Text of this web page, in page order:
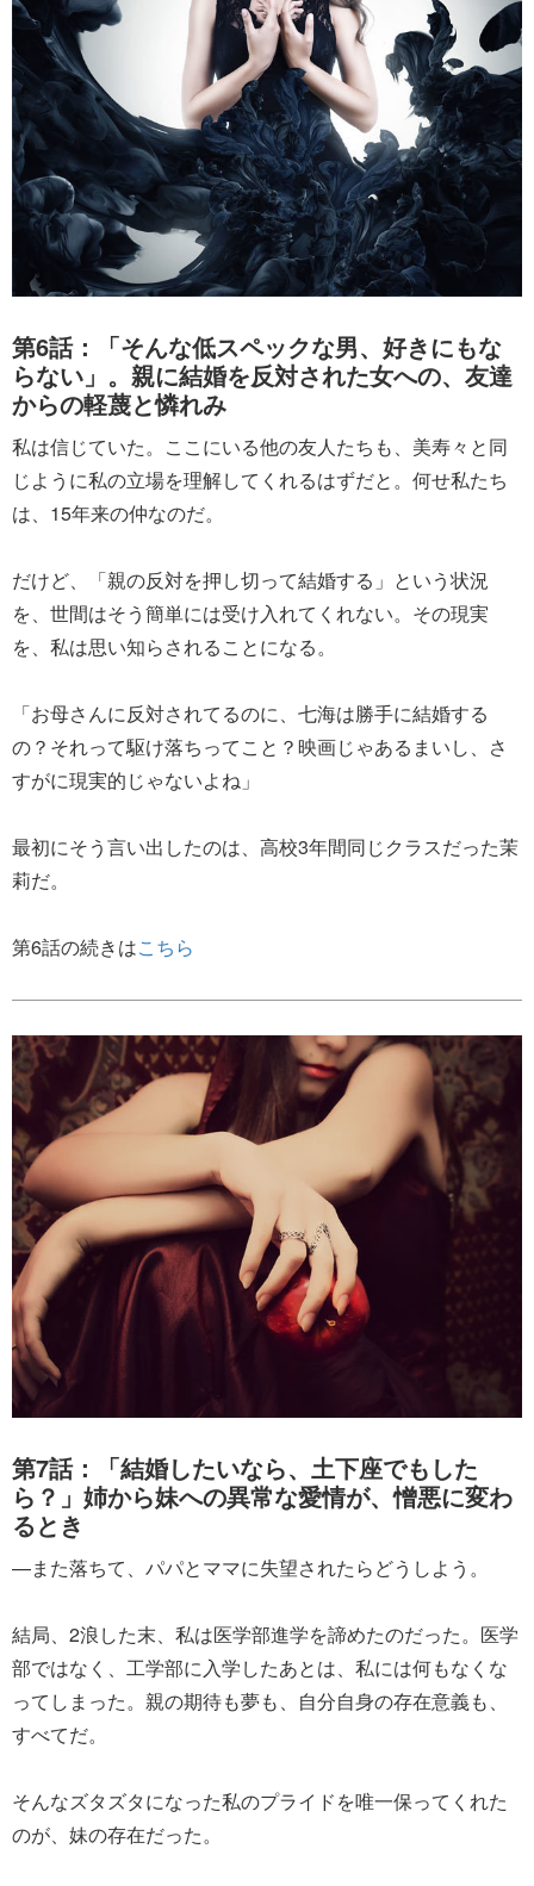
第6話：「そんな低スペックな男、好きにもな
らない」。親に結婚を反対された女への、友達
からの軽蔑と憐れみ
私は信じていた。ここにいる他の友人たちも、美寿々と同
じように私の立場を理解してくれるはずだと。何せ私たち
は、15年来の仲なのだ。
だけど、「親の反対を押し切って結婚する」という状況
を、世間はそう簡単には受け入れてくれない。その現実
を、私は思い知らされることになる。
「お母さんに反対されてるのに、七海は勝手に結婚する
の？それって駆け落ちってこと？映画じゃあるまいし、さ
すがに現実的じゃないよね」
最初にそう言い出したのは、高校3年間同じクラスだった茉
莉だ。
第6話の続きはこちら
第7話：「結婚したいなら、土下座でもした
ら？」姉から妹への異常な愛情が、憎悪に変わ
るとき
—また落ちて、パパとママに失望されたらどうしよう。
結局、2浪した末、私は医学部進学を諦めたのだった。医学
部ではなく、工学部に入学したあとは、私には何もなくな
ってしまった。親の期待も夢も、自分自身の存在意義も、
すべてだ。
そんなズタズタになった私のプライドを唯一保ってくれた
のが、妹の存在だった。